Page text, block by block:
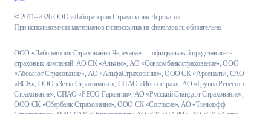
© 2011–2026 ООО «Лаборатория Страхования Черехапа»
При использовании материалов гиперссылка на cherehapa.ru обязательна.
ООО «Лаборатория Страхования Черехапа» — официальный представитель
страховых компаний: АО СК «Альянс», АО «Совкомбанк страхование», ООО
«Абсолют Страхование», АО «АльфаСтрахование», ООО СК «Арсеналъ», САО
«ВСК», ООО «Зетта Страхование», СПАО «Ингосстрах», АО «Группа Ренессанс
Страхование», СПАО «РЕСО-Гарантия», АО «Русский Стандарт Страхование»,
ООО СК «Сбербанк Страхование», ООО СК «Согласие», АО «Тинькофф